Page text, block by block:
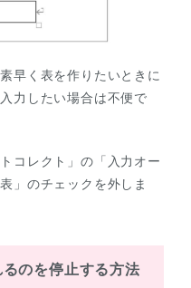
早く表を作りたいときに
力したい場合は不便で
コレクト」の「入力オー
」のチェックを外しま
のを停止する方法